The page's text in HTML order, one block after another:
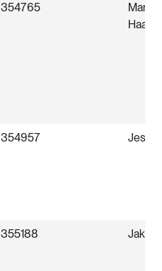
354765
Marte
354957
355188 Jakub